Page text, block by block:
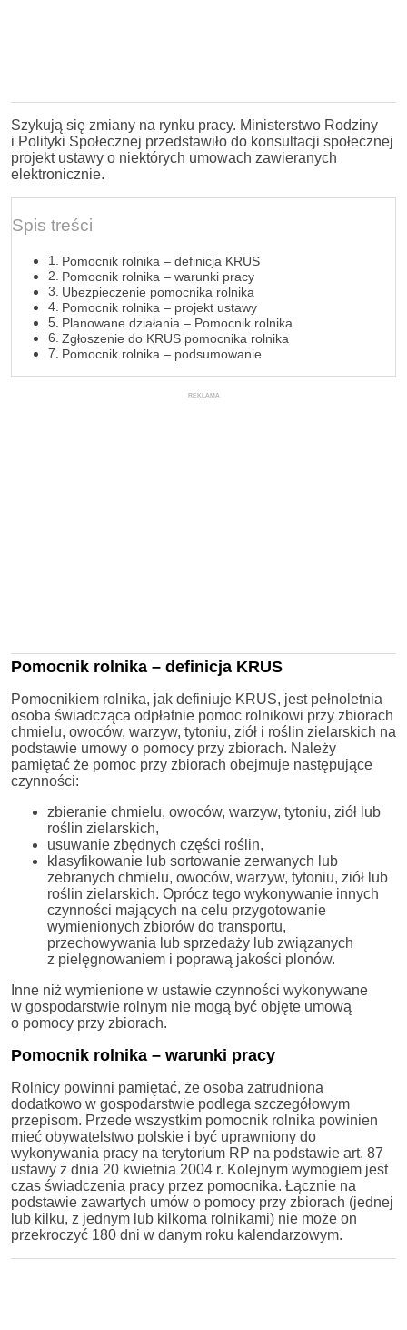
Szykują się zmiany na rynku pracy. Ministerstwo Rodziny
i Polityki Społecznej przedstawiło do konsultacji społecznej
projekt ustawy o niektórych umowach zawieranych
elektronicznie.
Spis treści
Pomocnik rolnika – definicja KRUS
Pomocnik rolnika – warunki pracy
Ubezpieczenie pomocnika rolnika
Pomocnik rolnika – projekt ustawy
Planowane działania – Pomocnik rolnika
Zgłoszenie do KRUS pomocnika rolnika
Pomocnik rolnika – podsumowanie
REKLAMA
Pomocnik rolnika – definicja KRUS
Pomocnikiem rolnika, jak definiuje KRUS, jest pełnoletnia
osoba świadcząca odpłatnie pomoc rolnikowi przy zbiorach
chmielu, owoców, warzyw, tytoniu, ziół i roślin zielarskich na
podstawie umowy o pomocy przy zbiorach. Należy
pamiętać że pomoc przy zbiorach obejmuje następujące
czynności:
zbieranie chmielu, owoców, warzyw, tytoniu, ziół lub
roślin zielarskich,
usuwanie zbędnych części roślin,
klasyfikowanie lub sortowanie zerwanych lub
zebranych chmielu, owoców, warzyw, tytoniu, ziół lub
roślin zielarskich. Oprócz tego wykonywanie innych
czynności mających na celu przygotowanie
wymienionych zbiorów do transportu,
przechowywania lub sprzedaży lub związanych
z pielęgnowaniem i poprawą jakości plonów.
Inne niż wymienione w ustawie czynności wykonywane
w gospodarstwie rolnym nie mogą być objęte umową
o pomocy przy zbiorach.
Pomocnik rolnika – warunki pracy
Rolnicy powinni pamiętać, że osoba zatrudniona
dodatkowo w gospodarstwie podlega szczegółowym
przepisom. Przede wszystkim pomocnik rolnika powinien
mieć obywatelstwo polskie i być uprawniony do
wykonywania pracy na terytorium RP na podstawie art. 87
ustawy z dnia 20 kwietnia 2004 r. Kolejnym wymogiem jest
czas świadczenia pracy przez pomocnika. Łącznie na
podstawie zawartych umów o pomocy przy zbiorach (jednej
lub kilku, z jednym lub kilkoma rolnikami) nie może on
przekroczyć 180 dni w danym roku kalendarzowym.